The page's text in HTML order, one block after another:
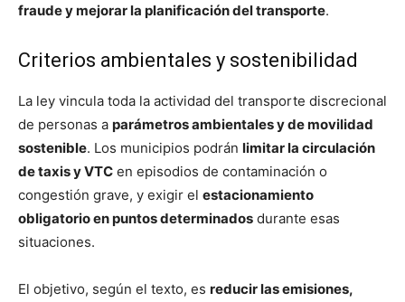
fraude y mejorar la planificación del transporte.
Criterios ambientales y sostenibilidad
La ley vincula toda la actividad del transporte discrecional
de personas a parámetros ambientales y de movilidad
sostenible. Los municipios podrán limitar la circulación
de taxis y VTC en episodios de contaminación o
congestión grave, y exigir el estacionamiento
obligatorio en puntos determinados durante esas
situaciones.
El objetivo, según el texto, es reducir las emisiones,